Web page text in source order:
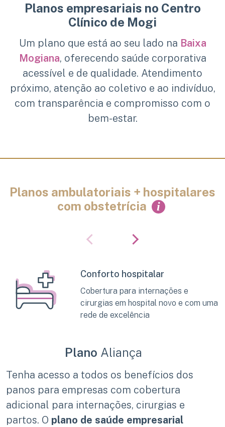
Planos empresariais no Centro
Clínico de Mogi
Um plano que está ao seu lado na Baixa
Mogiana, oferecendo saúde corporativa
acessível e de qualidade. Atendimento
próximo, atenção ao coletivo e ao indivíduo,
com transparência e compromisso com o
bem-estar.
Planos ambulatoriais + hospitalares
com obstetrícia
i
Conforto hospitalar
Cobertura para internações e
cirurgias em hospital novo e com uma
rede de excelência
Plano Aliança
Tenha acesso a todos os benefícios dos
panos para empresas com cobertura
adicional para internações, cirurgias e
partos. O plano de saúde empresarial